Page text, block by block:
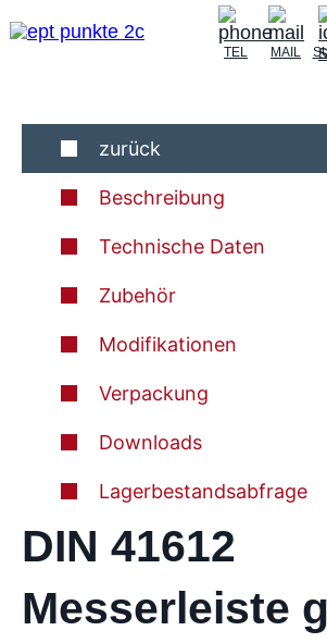
TEL MAIL
zurück
Beschreibung
Technische Daten
Zubehör
Modifikationen
Verpackung
Downloads
Lagerbestandsabfrage
DIN 41612
Messerleiste